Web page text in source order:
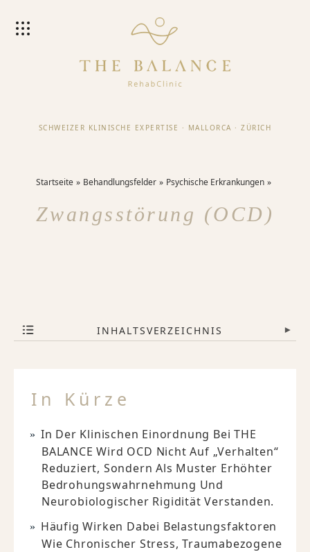
SCHWEIZER KLINISCHE EXPERTISE · MALLORCA · ZÜRICH
Startseite Behandlungsfelder Psychische Erkrankungen
Zwangsstörung (OCD)
INHALTSVERZEICHNIS ▾
In Kürze
In Der Klinischen Einordnung Bei THE
BALANCE Wird OCD Nicht Auf „Verhalten“
Reduziert, Sondern Als Muster Erhöhter
Bedrohungswahrnehmung Und
Neurobiologischer Rigidität Verstanden.
Häufig Wirken Dabei Belastungsfaktoren
Wie Chronischer Stress, Traumabezogene